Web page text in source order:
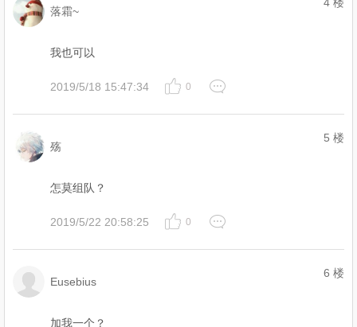
落霜~
我也可以
2019/5/18 15:47:34 0
殇
5 楼
怎莫组队？
2019/5/22 20:58:25 0
Eusebius
6 楼
加我一个？